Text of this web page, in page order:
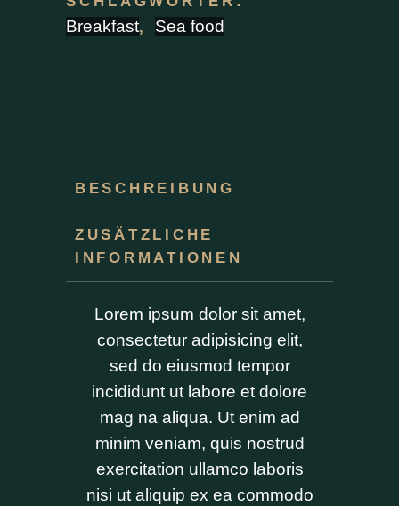
Breakfast, Sea food
BESCHREIBUNG
ZUSÄTZLICHE
INFORMATIONEN
Lorem ipsum dolor sit amet,
consectetur adipisicing elit,
sed do eiusmod tempor
incididunt ut labore et dolore
mag na aliqua. Ut enim ad
minim veniam, quis nostrud
exercitation ullamco laboris
nisi ut aliquip ex ea commodo